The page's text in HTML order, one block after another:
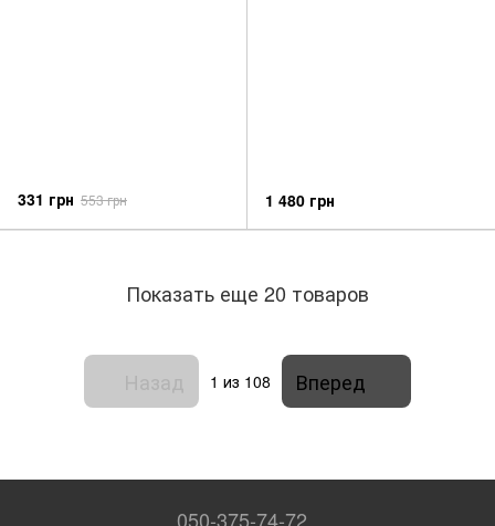
331 грн 553 грн 1 480 грн
Показать еще 20 товаров
1 из 108 Вперед
050-375-74-72